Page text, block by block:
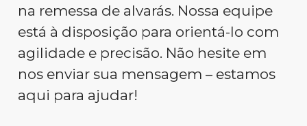
na remessa de alvarás. Nossa equipe
está à disposição para orientá-lo com
agilidade e precisão. Não hesite em
nos enviar sua mensagem – estamos
aqui para ajudar!